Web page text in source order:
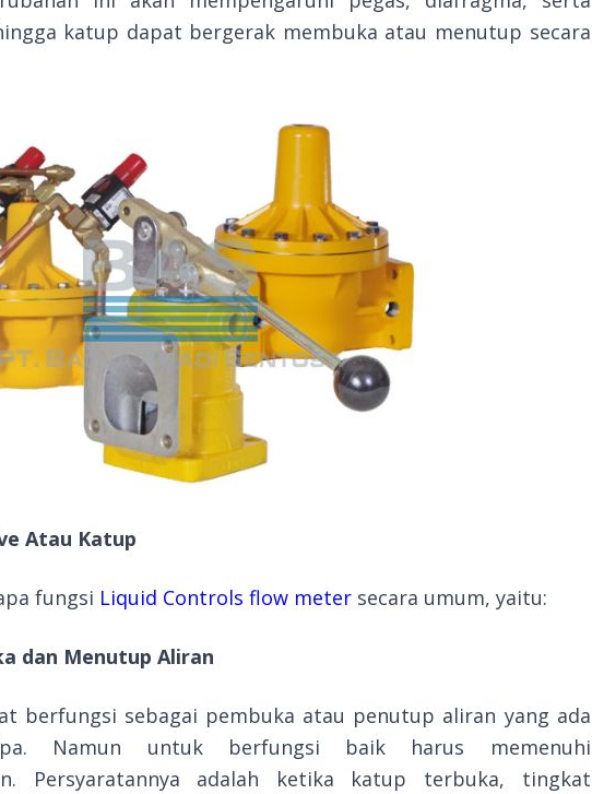
katup dapat bergerak membuka atau menutup secara
Atau Katup
fungsi Liquid Controls flow meter secara umum, yaitu:
dan Menutup Aliran
berfungsi sebagai pembuka atau penutup aliran yang ada
Namun untuk berfungsi baik harus memenuhi
Persyaratannya adalah ketika katup terbuka, tingkat